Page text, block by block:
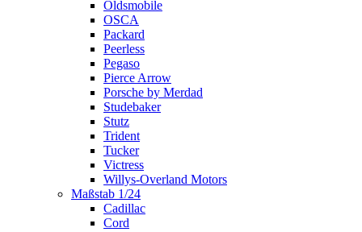
Oldsmobile
OSCA
Packard
Peerless
Pegaso
Pierce Arrow
Porsche by Merdad
Studebaker
Stutz
Trident
Tucker
Victress
Willys-Overland Motors
Maßstab 1/24
Cadillac
Cord